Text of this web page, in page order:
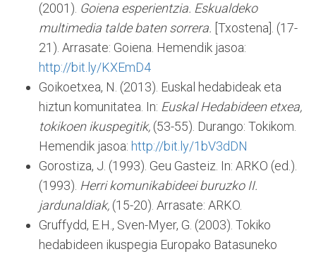
(2001). Goiena esperientzia. Eskualdeko
multimedia talde baten sorrera. [Txostena]. (17-
21). Arrasate: Goiena. Hemendik jasoa:
http://bit.ly/KXEmD4
Goikoetxea, N. (2013). Euskal hedabideak eta
hiztun komunitatea. In: Euskal Hedabideen etxea,
tokikoen ikuspegitik, (53-55). Durango: Tokikom.
Hemendik jasoa: http://bit.ly/1bV3dDN
Gorostiza, J. (1993). Geu Gasteiz. In: ARKO (ed.).
(1993). Herri komunikabideei buruzko II.
jardunaldiak, (15-20). Arrasate: ARKO.
Gruffydd, E.H., Sven-Myer, G. (2003). Tokiko
hedabideen ikuspegia Europako Batasuneko